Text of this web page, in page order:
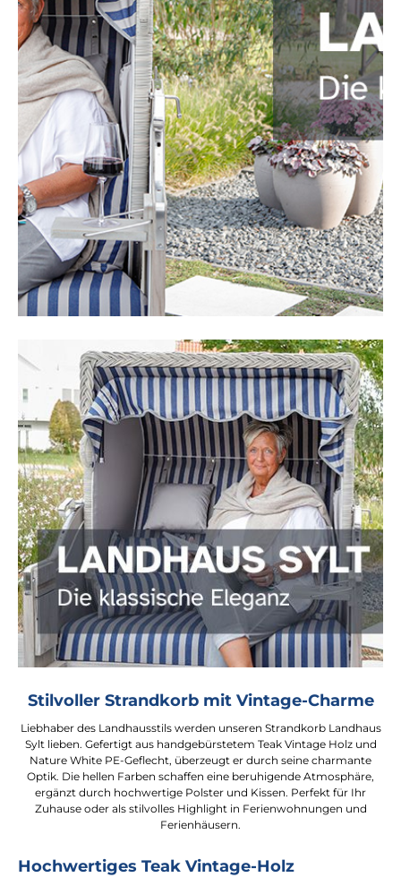
Stilvoller Strandkorb mit Vintage-Charme
Liebhaber des Landhausstils werden unseren Strandkorb Landhaus
Sylt lieben. Gefertigt aus handgebürstetem Teak Vintage Holz und
Nature White PE-Geflecht, überzeugt er durch seine charmante
Optik. Die hellen Farben schaffen eine beruhigende Atmosphäre,
ergänzt durch hochwertige Polster und Kissen. Perfekt für Ihr
Zuhause oder als stilvolles Highlight in Ferienwohnungen und
Ferienhäusern.
Hochwertiges Teak Vintage-Holz